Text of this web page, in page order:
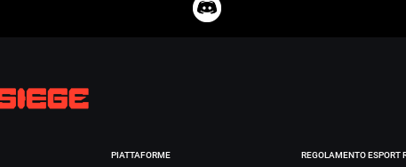
PIATTAFORME REGOLAMENTO ESPORT